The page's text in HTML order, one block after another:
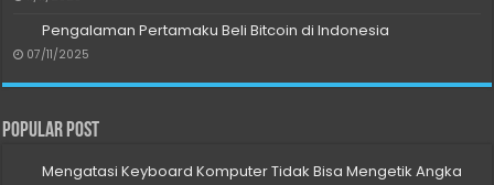
Pengalaman Pertamaku Beli Bitcoin di Indonesia
07/11/2025
Popular Post
Mengatasi Keyboard Komputer Tidak Bisa Mengetik Angka